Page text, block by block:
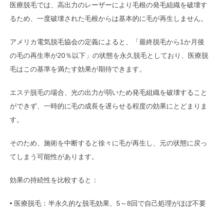
医療脱毛では、高出力のレーザーにより毛根の発毛組織を破壊す
るため、一度破壊された毛根からは基本的に毛が再生しません。
アメリカ電気脱毛協会の定義によると、「最終脱毛から1か月後
の毛の再生率が20％以下」の状態を永久脱毛としており、医療脱
毛はこの基準を満たす効果が期待できます。
エステ脱毛の場合、光の出力が弱いため発毛組織を破壊すること
ができず、一時的に毛の成長を遅らせる程度の効果にとどまりま
す。
そのため、施術を中断すると徐々に毛が再生し、元の状態に戻っ
てしまう可能性があります。
効果の持続性を比較すると：
• 医療脱毛：半永久的な脱毛効果、5～8回で自己処理がほぼ不要